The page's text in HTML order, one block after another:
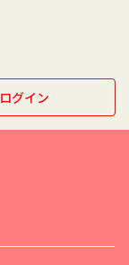
ログイン